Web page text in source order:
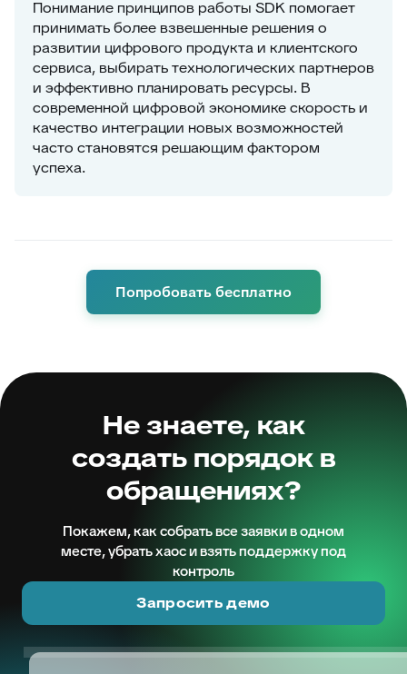
Понимание принципов работы SDK помогает
принимать более взвешенные решения о
развитии цифрового продукта и клиентского
сервиса, выбирать технологических партнеров
и эффективно планировать ресурсы. В
современной цифровой экономике скорость и
качество интеграции новых возможностей
часто становятся решающим фактором
успеха.
Попробовать бесплатно
Не знаете, как
создать порядок в
обращениях?
Покажем, как собрать все заявки в одном
месте, убрать хаос и взять поддержку под
контроль
Запросить демо